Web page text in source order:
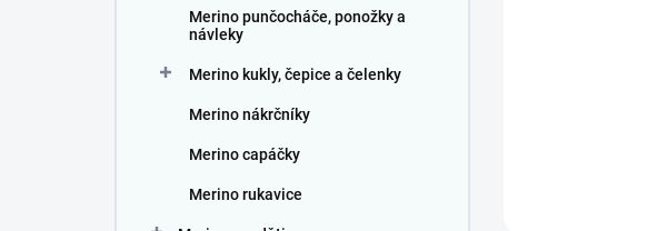
Merino punčocháče, ponožky a
návleky
Merino kukly, čepice a čelenky
Merino nákrčníky
Merino capáčky
Merino rukavice